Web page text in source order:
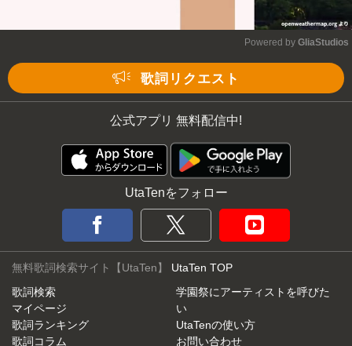
Powered by GliaStudios
歌詞リクエスト
公式アプリ 無料配信中!
UtaTenをフォロー
無料歌詞検索サイト【UtaTen】 UtaTen TOP
歌詞検索
マイページ
歌詞ランキング
歌詞コラム
学園祭にアーティストを呼びた
い
UtaTenの使い方
お問い合わせ